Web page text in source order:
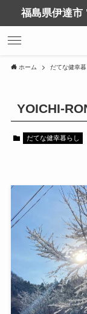
福島県伊達市
ホーム だてな健幸暮
YOICHI-
だてな健幸暮らし